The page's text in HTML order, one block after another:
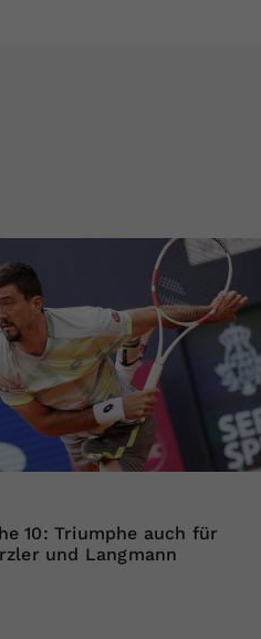
10: Triumphe auch für
und Langmann